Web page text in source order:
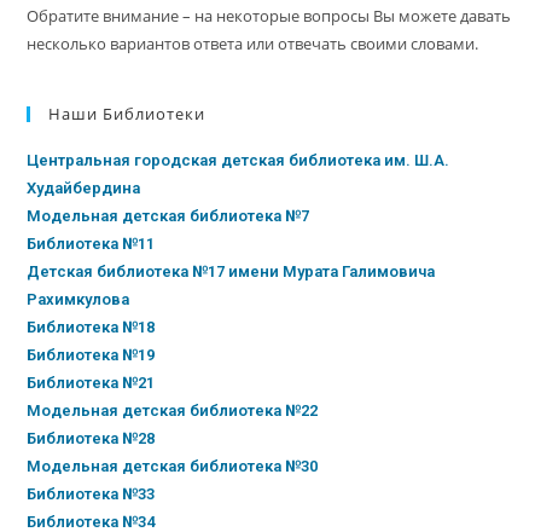
Обратите внимание – на некоторые вопросы Вы можете давать
несколько вариантов ответа или отвечать своими словами.
Наши Библиотеки
Центральная городская детская библиотека им. Ш.А.
Худайбердина
Модельная детская библиотека №7
Библиотека №11
Детская библиотека №17 имени Мурата Галимовича
Рахимкулова
Библиотека №18
Библиотека №19
Библиотека №21
Модельная детская библиотека №22
Библиотека №28
Модельная детская библиотека №30
Библиотека №33
Библиотека №34